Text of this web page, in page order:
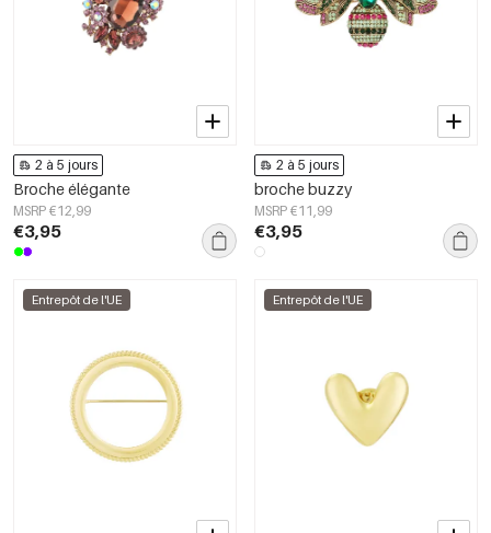
2 à 5 jours
Broche élégante
MSRP €12,99
€3,95
2 à 5 jours
broche buzzy
MSRP €11,99
€3,95
Entrepôt de l'UE Entrepôt de l'UE